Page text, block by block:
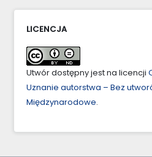
LICENCJA
Utwór dostępny jest na licencji
Uznanie autorstwa – Bez
Międzynarodowe.